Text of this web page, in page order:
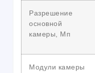
Разрешение
основной
камеры, Мп
Модули камеры